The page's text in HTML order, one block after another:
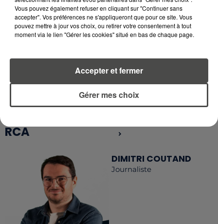
RETROUVEZ TOUTE L'ACTU DE LA RÉGION ET
EN TÉLÉCHARGEANT L'APPLICATION MOBILE
RCA
RCA
DIMITRI COUTAND
Journaliste
Vous pouvez également refuser en cliquant sur "Continuer sans
accepter". Vos préférences ne s'appliqueront que pour ce site. Vous
pouvez mettre à jour vos choix, ou retirer votre consentement à tout
moment via le lien "Gérer les cookies" situé en bas de chaque page.
Gérer mes choix
Accepter et fermer